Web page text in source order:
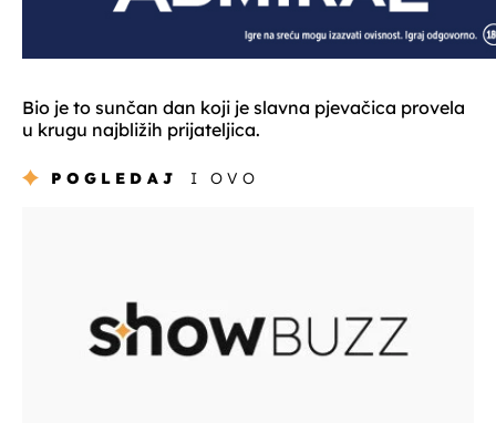
Bio je to sunčan dan koji je slavna pjevačica provela
u krugu najbližih prijateljica.
POGLEDAJ I OVO